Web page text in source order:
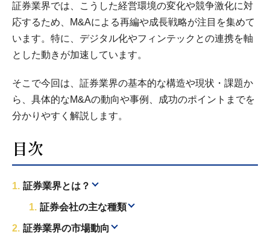
証券業界では、こうした経営環境の変化や競争激化に対
応するため、M&Aによる再編や成長戦略が注目を集めて
います。特に、デジタル化やフィンテックとの連携を軸
とした動きが加速しています。
そこで今回は、証券業界の基本的な構造や現状・課題か
ら、具体的なM&Aの動向や事例、成功のポイントまでを
分かりやすく解説します。
目次
証券業界とは？
証券会社の主な種類
証券業界の市場動向